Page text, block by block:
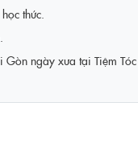
thức.
ngày xưa tại Tiệm